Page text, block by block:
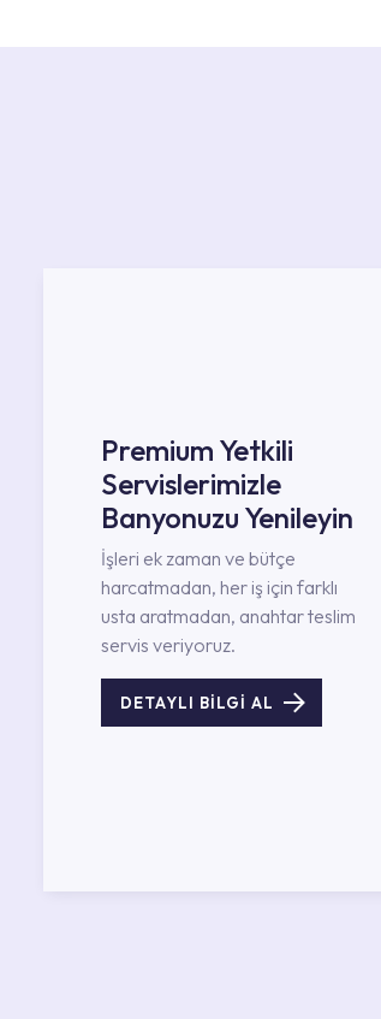
Premium Yetkili
Servislerimizle
Banyonuzu Yenileyin
İşleri ek zaman ve bütçe
harcatmadan, her iş için farklı
usta aratmadan, anahtar teslim
servis veriyoruz.
DETAYLI BİLGİ AL